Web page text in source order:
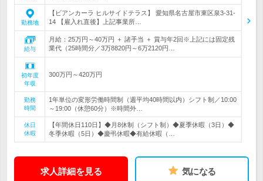
勤務地
【ビアンカーラ ヒルサイドテラス】 愛知県名古屋市東区泉3-31-
14 【雇入れ直後】上記事業所…
給与
月給：25万円～40万円 ＋ 諸手当 ＋ 賞与年2回※上記には固定残
業代（25時間分／3万8820円～6万2120円…
初年度
年収
300万円～420万円
勤務
時間
1年単位の変形労働時間制（週平均40時間以内）シフト制／10:00
～19:00（休憩60分）※時間外…
休日
休暇
【年間休日110日】◆月8休制（シフト制）◆夏季休暇（3日）◆
冬季休暇（5日）◆慶弔休暇◆有給休暇（…
求人詳細を見る 気になる